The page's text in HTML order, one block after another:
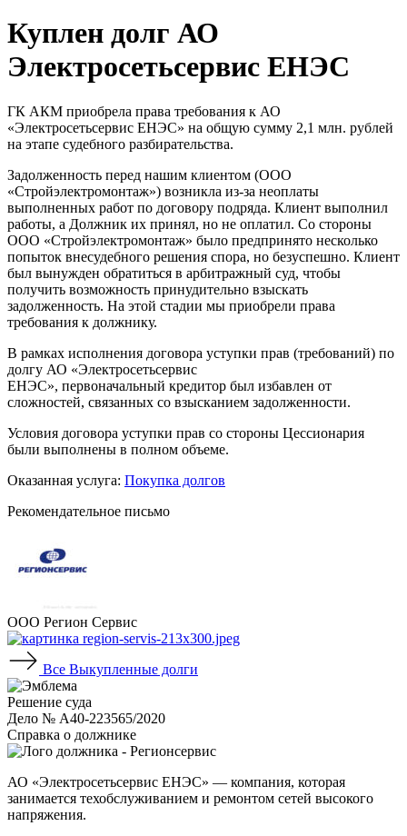
Куплен долг АО
Электросетьсервис ЕНЭС
ГК АКМ приобрела права требования к АО
«Электросетьсервис ЕНЭС» на общую сумму 2,1 млн. рублей
на этапе судебного разбирательства.
Задолженность перед нашим клиентом (ООО
«Стройэлектромонтаж») возникла из-за неоплаты
выполненных работ по договору подряда. Клиент выполнил
работы, а Должник их принял, но не оплатил. Со стороны
ООО «Стройэлектромонтаж» было предпринято несколько
попыток внесудебного решения спора, но безуспешно. Клиент
был вынужден обратиться в арбитражный суд, чтобы
получить возможность принудительно взыскать
задолженность. На этой стадии мы приобрели права
требования к должнику.
В рамках исполнения договора уступки прав (требований) по
долгу АО «Электросетьсервис
ЕНЭС», первоначальный кредитор был избавлен от
сложностей, связанных со взысканием задолженности.
Условия договора уступки прав со стороны Цессионария
были выполнены в полном объеме.
Оказанная услуга: Покупка долгов
Рекомендательное письмо
ООО Регион Сервис
Все Выкупленные долги
Решение суда
Дело № А40-223565/2020
Справка о должнике
АО «Электросетьсервис ЕНЭС» — компания, которая
занимается техобслуживанием и ремонтом сетей высокого
напряжения.